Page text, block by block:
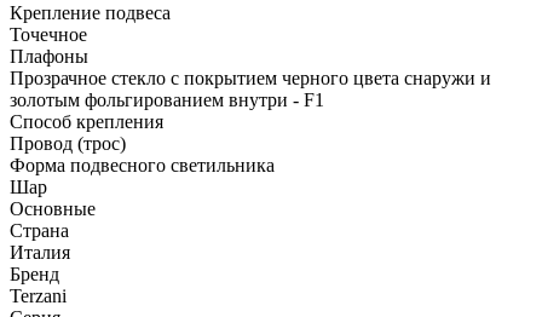
Крепление подвеса
Точечное
Плафоны
Прозрачное стекло с покрытием черного цвета снаружи и
золотым фольгированием внутри - F1
Способ крепления
Провод (трос)
Форма подвесного светильника
Шар
Основные
Страна
Италия
Бренд
Terzani